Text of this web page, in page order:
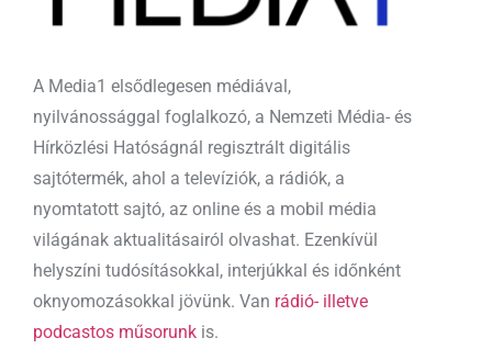
A Media1 elsődlegesen médiával,
nyilvánossággal foglalkozó, a Nemzeti Média- és
Hírközlési Hatóságnál regisztrált digitális
sajtótermék, ahol a televíziók, a rádiók, a
nyomtatott sajtó, az online és a mobil média
világának aktualitásairól olvashat. Ezenkívül
helyszíni tudósításokkal, interjúkkal és időnként
oknyomozásokkal jövünk. Van rádió- illetve
podcastos műsorunk is.